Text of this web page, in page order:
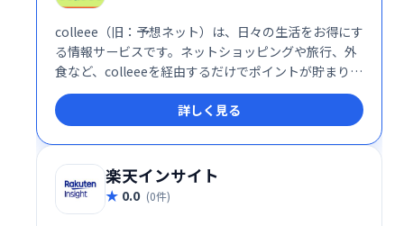
colleee（旧：予想ネット）は、日々の生活をお得にす
る情報サービスです。ネットショッピングや旅行、外
食など、colleeeを経由するだけでポイントが貯まり、
賢く節約できます。お得な情報をいち早くキャッチし
て、スマートな消費生活を実現しましょう！
詳しく見る
楽天インサイト
0.0 (0件)